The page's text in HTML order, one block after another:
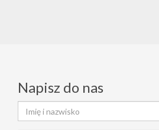
Napisz do nas